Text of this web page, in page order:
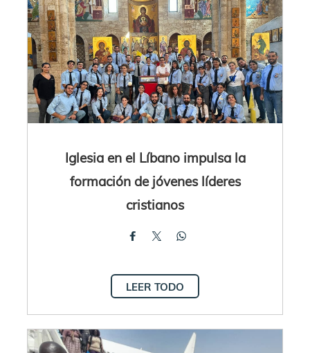
Iglesia en el Líbano impulsa la
formación de jóvenes líderes
cristianos
LEER TODO